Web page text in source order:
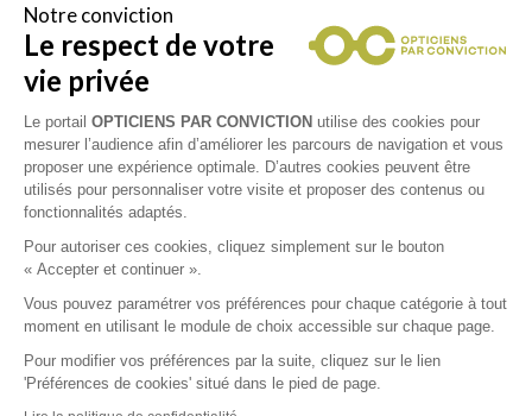
Vous êtes un professionnel de la vue et
vous souhaitez nous rejoindre ?
Contactez Alliance Optic, la centrale d’achats et
d’accompagnement des opticiens indépendants
Contacts
Notre conviction
Le respect de votre
vie privée
Le portail OPTICIENS PAR CONVICTION utilise des cookies pour
mesurer l’audience afin d’améliorer les parcours de navigation et vous
proposer une expérience optimale. D’autres cookies peuvent être
utilisés pour personnaliser votre visite et proposer des contenus ou
fonctionnalités adaptés.
Pour autoriser ces cookies, cliquez simplement sur le bouton
« Accepter et continuer ».
Vous pouvez paramétrer vos préférences pour chaque catégorie à tout
moment en utilisant le module de choix accessible sur chaque page.
Pour modifier vos préférences par la suite, cliquez sur le lien
'Préférences de cookies' situé dans le pied de page.